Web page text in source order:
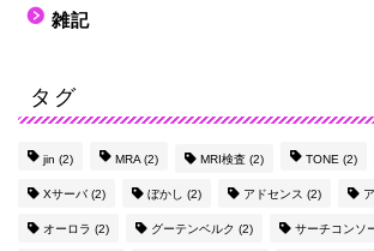
雑記
タグ
jin (2) MRA (2) MRI検査 (2) TONE (2)
Xサーバ (2) ぼかし (2) アドセンス (2)
オーロラ (2) グーテンベルク (2) サーチコンソ